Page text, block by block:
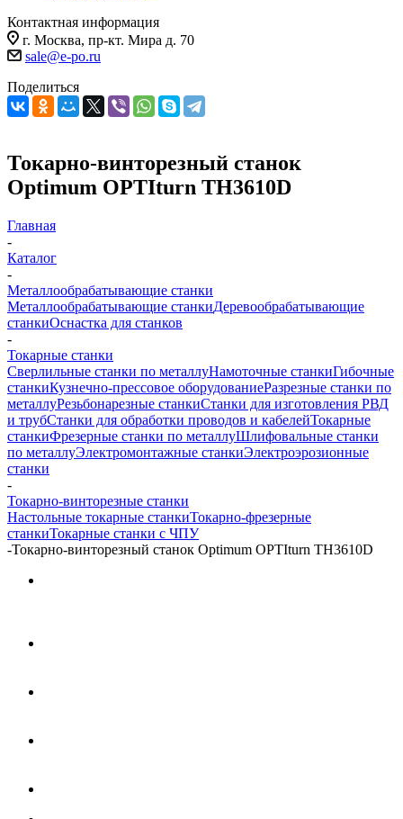
Контактная информация
г. Москва, пр-кт. Мира д. 70
sale@e-po.ru
Поделиться
Токарно-винторезный станок
Optimum OPTIturn TH3610D
Главная
-
Каталог
-
Металлообрабатывающие станки
Металлообрабатывающие станкиДеревообрабатывающие
станкиОснастка для станков
-
Токарные станки
Сверлильные станки по металлуНамоточные станкиГибочные
станкиКузнечно-прессовое оборудованиеРазрезные станки по
металлуРезьбонарезные станкиСтанки для изготовления РВД
и трубСтанки для обработки проводов и кабелейТокарные
станкиФрезерные станки по металлуШлифовальные станки
по металлуЭлектромонтажные станкиЭлектроэрозионные
станки
-
Токарно-винторезные станки
Настольные токарные станкиТокарно-фрезерные
станкиТокарные станки с ЧПУ
-Токарно-винторезный станок Optimum OPTIturn TH3610D